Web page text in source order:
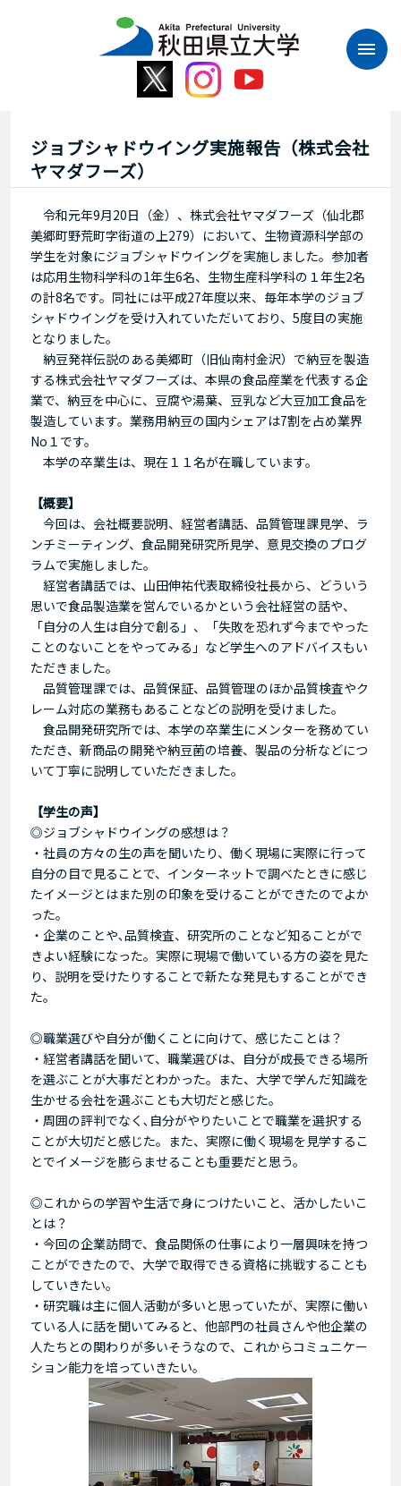
ジョブシャドウイング実施報告（株式会社
ヤマダフーズ）
令和元年9月20日（金）、株式会社ヤマダフーズ（仙北郡
美郷町野荒町字街道の上279）において、生物資源科学部の
学生を対象にジョブシャドウイングを実施しました。参加者
は応用生物科学科の1年生6名、生物生産科学科の１年生2名
の計8名です。同社には平成27年度以来、毎年本学のジョブ
シャドウイングを受け入れていただいており、5度目の実施
となりました。
納豆発祥伝説のある美郷町（旧仙南村金沢）で納豆を製造
する株式会社ヤマダフーズは、本県の食品産業を代表する企
業で、納豆を中心に、豆腐や湯葉、豆乳など大豆加工食品を
製造しています。業務用納豆の国内シェアは7割を占め業界
No１です。
本学の卒業生は、現在１１名が在職しています。
【概要】
今回は、会社概要説明、経営者講話、品質管理課見学、ラ
ンチミーティング、食品開発研究所見学、意見交換のプログ
ラムで実施しました。
経営者講話では、山田伸祐代表取締役社長から、どういう
思いで食品製造業を営んでいるかという会社経営の話や、
「自分の人生は自分で創る」、「失敗を恐れず今までやった
ことのないことをやってみる」など学生へのアドバイスもい
ただきました。
品質管理課では、品質保証、品質管理のほか品質検査やク
レーム対応の業務もあることなどの説明を受けました。
食品開発研究所では、本学の卒業生にメンターを務めてい
ただき、新商品の開発や納豆菌の培養、製品の分析などにつ
いて丁寧に説明していただきました。
【学生の声】
◎ジョブシャドウイングの感想は？
・社員の方々の生の声を聞いたり、働く現場に実際に行って
自分の目で見ることで、インターネットで調べたときに感じ
たイメージとはまた別の印象を受けることができたのでよか
った。
・企業のことや､品質検査、研究所のことなど知ることがで
きよい経験になった。実際に現場で働いている方の姿を見た
り、説明を受けたりすることで新たな発見もすることができ
た。
◎職業選びや自分が働くことに向けて、感じたことは？
・経営者講話を聞いて、職業選びは、自分が成長できる場所
を選ぶことが大事だとわかった。また、大学で学んだ知識を
生かせる会社を選ぶことも大切だと感じた。
・周囲の評判でなく､自分がやりたいことで職業を選択する
ことが大切だと感じた。また、実際に働く現場を見学するこ
とでイメージを膨らませることも重要だと思う。
◎これからの学習や生活で身につけたいこと、活かしたいこ
とは？
・今回の企業訪問で、食品関係の仕事により一層興味を持つ
ことができたので、大学で取得できる資格に挑戦することも
していきたい。
・研究職は主に個人活動が多いと思っていたが、実際に働い
ている人に話を聞いてみると、他部門の社員さんや他企業の
人たちとの関わりが多いそうなので、これからコミュニケー
ション能力を培っていきたい。